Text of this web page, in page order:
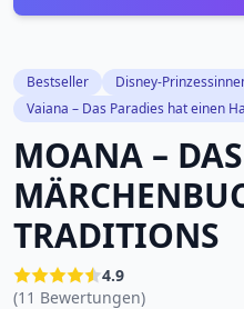
Bestseller Disney-
Vaiana – Das Paradies hat einen
MOANA – DAS
TRADITIONS
4.9
(11 Bewertungen)